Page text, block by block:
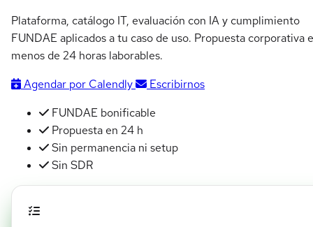
Plataforma, catálogo IT, evaluación con IA y cumplimiento
FUNDAE aplicados a tu caso de uso. Propuesta corporativa
menos de 24 horas laborables.
Agendar por Calendly
Escribirnos
FUNDAE bonificable
Propuesta en 24 h
Sin permanencia ni setup
Sin SDR